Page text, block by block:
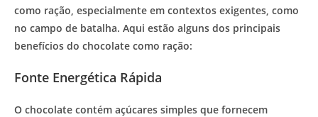
como ração, especialmente em contextos exigentes, como
no campo de batalha. Aqui estão alguns dos principais
benefícios do chocolate como ração:
Fonte Energética Rápida
O chocolate contém açúcares simples que fornecem